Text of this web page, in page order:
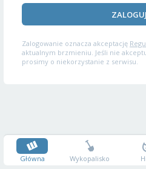
Zalogowanie oznacza akceptację
aktualnym brzmieniu. Jeśli nie
prosimy o niekorzystanie z serwisu.
Główna Wykopalisko